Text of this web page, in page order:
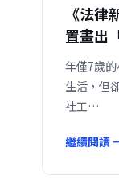
《法律
置畫出
年僅7歲
生活，但
社工…
繼續閱讀